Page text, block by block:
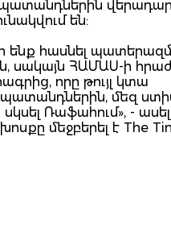
պատանդներին
են:
ենք հասնել
սակայն ՀԱՄԱՍ-ի
որը թույլ կտա
մեզ
սկսել Ռաֆահում», -
մեջբերել է The